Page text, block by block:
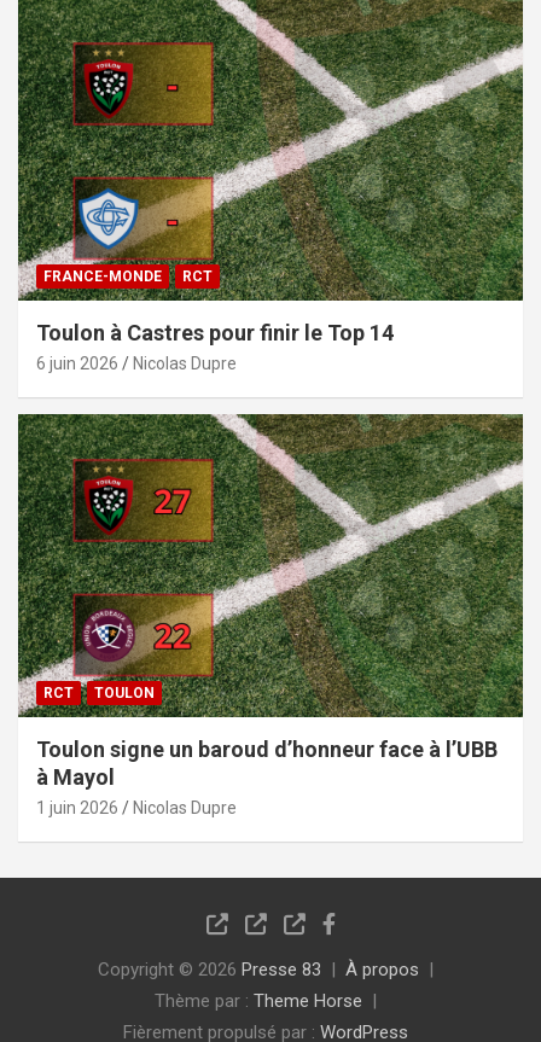
FRANCE-MONDE RCT
Toulon à Castres pour finir le Top 14
6 juin 2026 Nicolas Dupre
RCT TOULON
Toulon signe un baroud d’honneur face à l’UBB
à Mayol
1 juin 2026 Nicolas Dupre
Copyright © 2026 Presse 83
À propos
Thème par : Theme Horse
Fièrement propulsé par : WordPress